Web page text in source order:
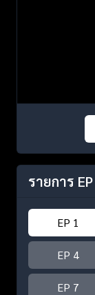
รายการ EP
EP 1
EP 4
EP 7